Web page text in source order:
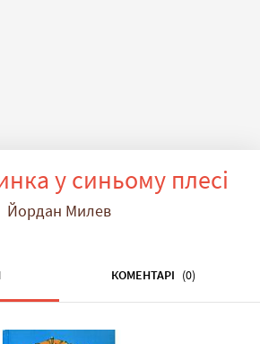
у синьому плесі
Йордан Милев
КОМЕНТАРІ (0)